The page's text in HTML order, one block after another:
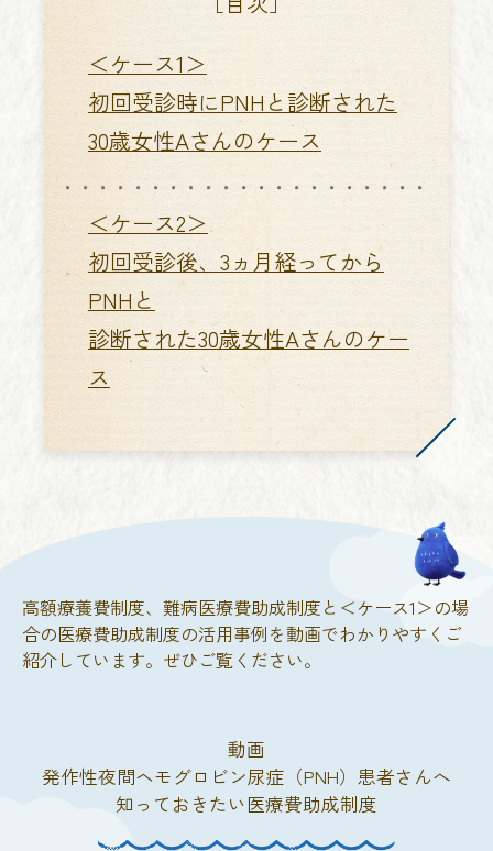
＜ケース1＞
初回受診時にPNHと診断された
30歳女性Aさんのケース
＜ケース2＞
初回受診後、3ヵ月経ってから
PNHと
診断された30歳女性Aさんのケー
ス
高額療養費制度、難病医療費助成制度と＜ケース1＞の場
合の医療費助成制度の活用事例を動画でわかりやすくご
紹介しています。ぜひご覧ください。
動画
発作性夜間ヘモグロビン尿症（PNH）患者さんへ
知っておきたい医療費助成制度